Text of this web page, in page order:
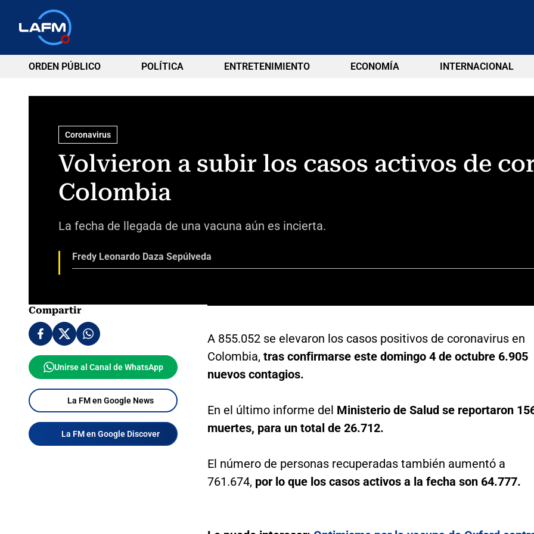
ORDEN PÚBLICO POLÍTICA ENTRETENIMIENTO ECONOMÍA INTERNACIONAL
Coronavirus
Volvieron a subir los casos activos de
Colombia
La fecha de llegada de una vacuna aún es incierta.
Fredy Leonardo Daza Sepúlveda
Compartir
Unirse al Canal de WhatsApp
La FM en Google News
La FM en Google Discover
A 855.052 se elevaron los casos positivos de coronavirus en
Colombia, tras confirmarse este domingo 4 de octubre 6.905
nuevos contagios.
En el último informe del Ministerio de Salud se reportaron
muertes, para un total de 26.712.
El número de personas recuperadas también aumentó a
761.674, por lo que los casos activos a la fecha son 64.777.